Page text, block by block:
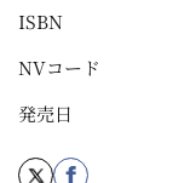
私の花生活
ISBN
NVコード
発売日